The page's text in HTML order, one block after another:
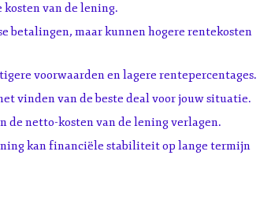
van de lening.
maar kunnen hogere rentekosten
voorwaarden en lagere rentepercentages.
vinden van de beste deal voor jouw situatie.
de netto-kosten van de lening verlagen.
kan financiële stabiliteit op lange termijn